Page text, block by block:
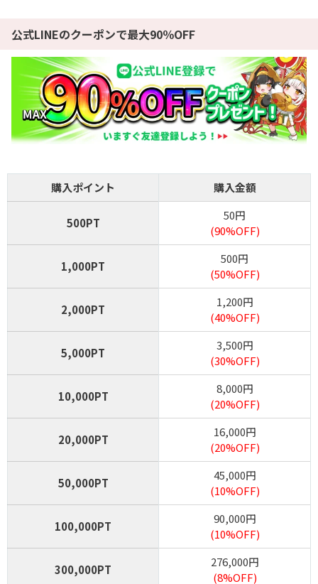
おりパンダ公式サイトを見る
6オリパワン
2周年大感謝祭イベント開催中！
初回限定LINEクーポン配布中！
新規限定でアド確5種が引ける
下記招待コードで最大1,500コイン！
招待コード baxGPb
オリパワン公式サイトを見る
オリくじ
TVCM記念超還元イベント開幕！
LINEクーポンで最大90%OFF
毎日無料ガチャが引ける
還元率115％超えのオリパが毎日登場！
オリくじ公式サイトを見る
8TORAオリパ
1周年記念イベント開催中！
新規登録限定で最大90％OFF
新規限定5種類のアド確が引ける
還元率110%超の限定ガチャが引ける！
TORAオリパ公式サイトを見る
公式LINEのクーポンで最大90％OFF
購入ポイント 購入金額
500PT
50円
(90%OFF)
1,000PT
500円
(50%OFF)
2,000PT
1,200円
(40%OFF)
5,000PT
3,500円
(30%OFF)
10,000PT
8,000円
(20%OFF)
20,000PT
16,000円
(20%OFF)
50,000PT
45,000円
(10%OFF)
100,000PT
90,000円
(10%OFF)
300,000PT
276,000円
(8%OFF)